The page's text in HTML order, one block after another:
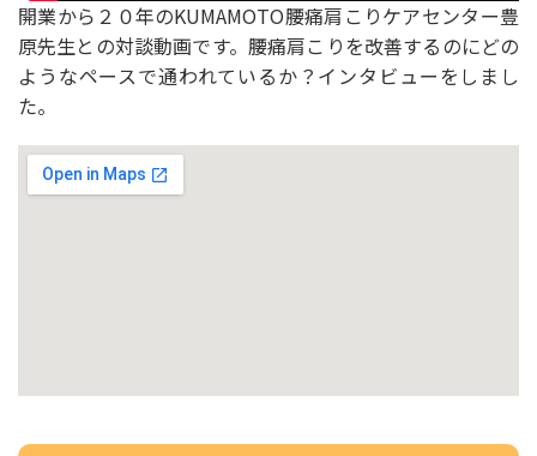
開業から２０年のKUMAMOTO腰痛肩こりケアセンター豊
原先生との対談動画です。腰痛肩こりを改善するのにどの
ようなペースで通われているか？インタビューをしまし
た。